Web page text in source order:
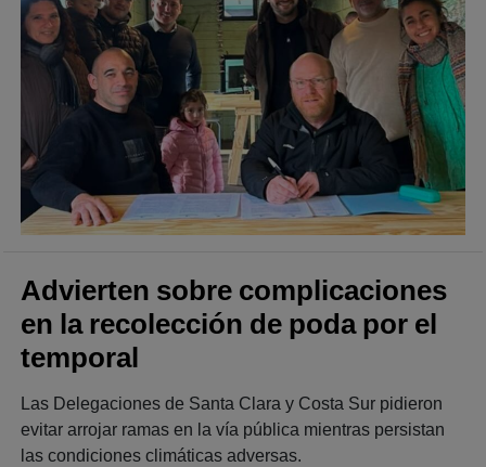
Advierten sobre complicaciones
en la recolección de poda por el
temporal
Las Delegaciones de Santa Clara y Costa Sur pidieron
evitar arrojar ramas en la vía pública mientras persistan
las condiciones climáticas adversas.